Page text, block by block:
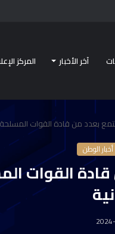
آخر الأخبار المركز
بعدد من قادة القوات
أخبار الوطن
القوات